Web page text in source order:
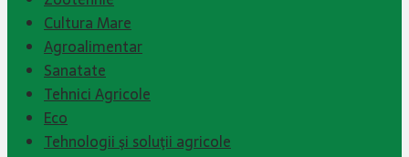
Cultura Mare
Agroalimentar
Sanatate
Tehnici Agricole
Eco
Tehnologii şi soluţii agricole